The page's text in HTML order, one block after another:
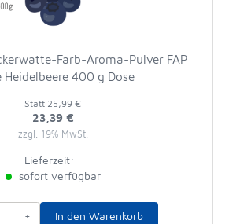
Farb-Aroma-Pulver FAP
Heidelbeere 400 g Dose
Statt 25,99 €
23,39 €
zzgl. 19% MwSt.
Lieferzeit:
sofort verfügbar
+ In den Warenkorb